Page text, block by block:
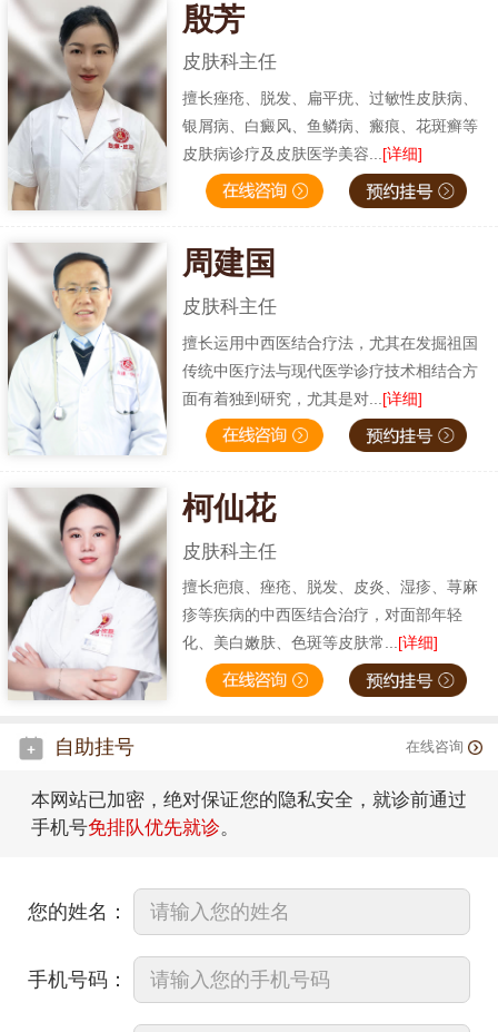
殷芳
皮肤科主任
擅长痤疮、脱发、扁平疣、过敏性皮肤病、
银屑病、白癜风、鱼鳞病、瘢痕、花斑癣等
皮肤病诊疗及皮肤医学美容... [详细]
周建国
皮肤科主任
擅长运用中西医结合疗法，尤其在发掘祖国
传统中医疗法与现代医学诊疗技术相结合方
面有着独到研究，尤其是对... [详细]
柯仙花
皮肤科主任
擅长疤痕、痤疮、脱发、皮炎、湿疹、荨麻
疹等疾病的中西医结合治疗，对面部年轻
化、美白嫩肤、色斑等皮肤常...[详细]
自助挂号 在线咨询
本网站已加密，绝对保证您的隐私安全，就诊前通过
手机号免排队优先就诊。
您的姓名：
手机号码：